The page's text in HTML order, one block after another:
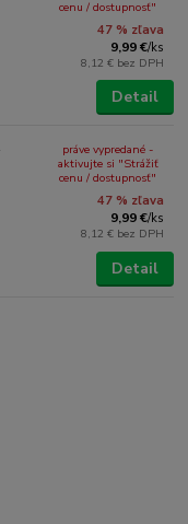
47 % zľava
9,99 €/ks
8,12 € bez DPH
cenu / dostupnosť"
Detail
47 % zľava
9,99 €/ks
8,12 € bez DPH
práve vypredané -
aktivujte si "Strážiť
cenu / dostupnosť"
Detail